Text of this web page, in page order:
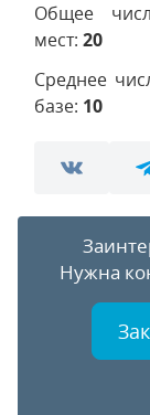
Общее
мест: 20
Среднее
базе: 10
Нужна